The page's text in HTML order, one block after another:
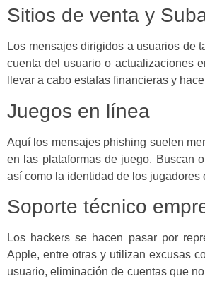
Sitios de venta y
Los mensajes dirigidos a usuarios de
cuenta del usuario o actualizaciones
llevar a cabo estafas financieras y
Juegos en línea
Aquí los mensajes phishing suelen
en las plataformas de juego. Buscan
así como la identidad de los jugadores
Soporte técnico
Los hackers se hacen pasar por
Apple, entre otras y utilizan excusas
usuario, eliminación de cuentas que